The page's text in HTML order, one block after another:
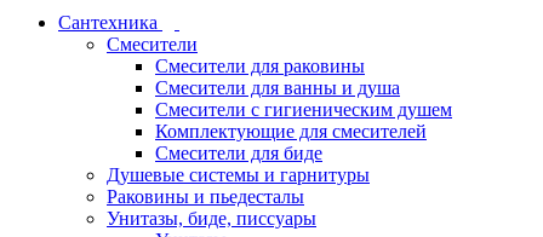
Сантехника
Смесители
Смесители для раковины
Смесители для ванны и душа
Смесители с гигиеническим душем
Комплектующие для смесителей
Смесители для биде
Душевые системы и гарнитуры
Раковины и пьедесталы
Унитазы, биде, писсуары